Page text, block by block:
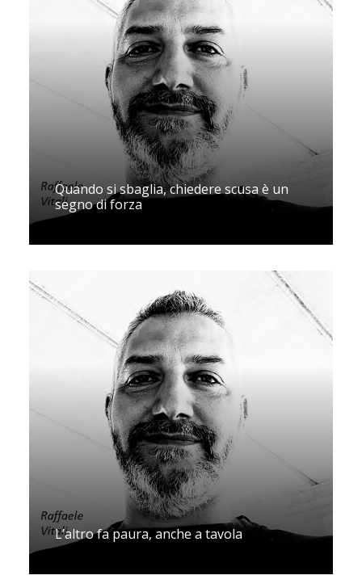
Quando si sbaglia, chiedere scusa è un
segno di forza
L’altro fa paura, anche a tavola